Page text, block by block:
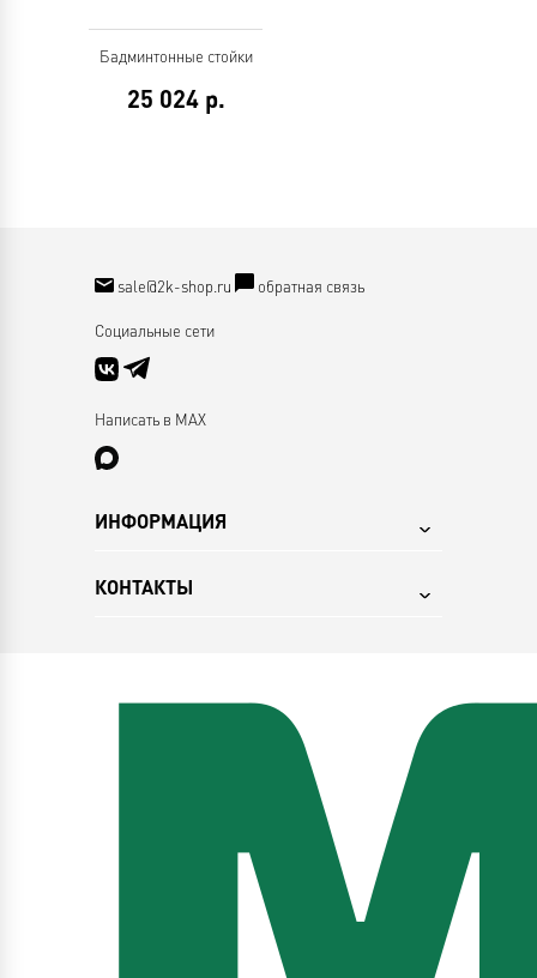
Бадминтонные стойки
25 024р.
sale@2k-shop.ru обратная связь
Социальные сети
Написать в MAX
ИНФОРМАЦИЯ
КОНТАКТЫ